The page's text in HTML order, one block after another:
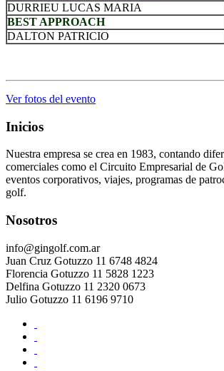
DURRIEU LUCAS MARIA
BEST APPROACH
DALTON PATRICIO
Ver fotos del evento
Inicios
Nuestra empresa se crea en 1983, contando
comerciales como el Circuito Empresarial de
eventos corporativos, viajes, programas de
golf.
Nosotros
info@gingolf.com.ar
Juan Cruz Gotuzzo 11 6748 4824
Florencia Gotuzzo 11 5828 1223
Delfina Gotuzzo 11 2320 0673
Julio Gotuzzo 11 6196 9710